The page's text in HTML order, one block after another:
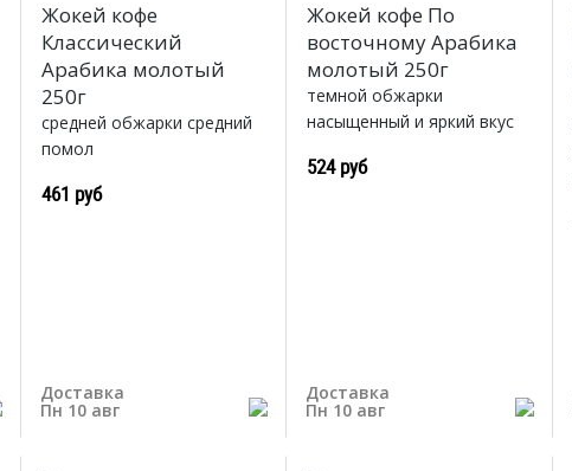
Жокей кофе
Классический
Арабика молотый
250г
средней обжарки средний
помол
461 руб
Доставка
Пн 10 авг
Жокей кофе По
восточному Арабика
молотый 250г
темной обжарки
насыщенный и яркий вкус
524 руб
Доставка
Пн 10 авг